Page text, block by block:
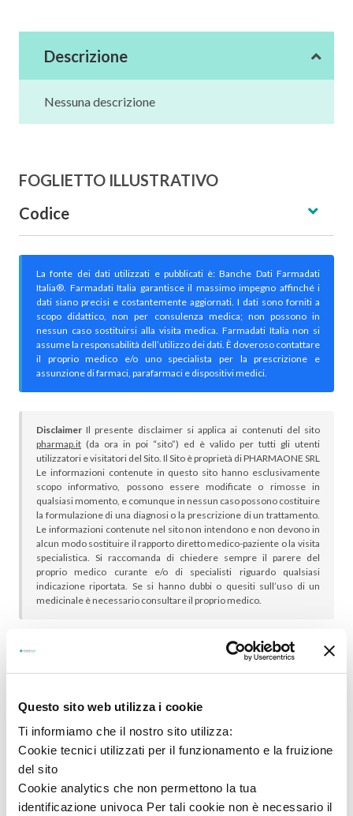
Questo sito web utilizza i cookie
Ti informiamo che il nostro sito utilizza:
Cookie tecnici utilizzati per il funzionamento e la fruizione
del sito
Cookie analytics che non permettono la tua
identificazione univoca Per tali cookie non è necessario il
Descrizione
Nessuna descrizione
FOGLIETTO ILLUSTRATIVO
Codice
La fonte dei dati utilizzati e pubblicati è: Banche Dati Farmadati
Italia®. Farmadati Italia garantisce il massimo impegno affinché i
dati siano precisi e costantemente aggiornati. I dati sono forniti a
scopo didattico, non per consulenza medica; non possono in
nessun caso sostituirsi alla visita medica. Farmadati Italia non si
assume la responsabilità dell’utilizzo dei dati. È doveroso contattare
il proprio medico e/o uno specialista per la prescrizione e
assunzione di farmaci, parafarmaci e dispositivi medici.
Disclaimer Il presente disclaimer si applica ai contenuti del sito
pharmap.it (da ora in poi “sito”) ed è valido per tutti gli utenti
utilizzatori e visitatori del Sito. Il Sito è proprietà di PHARMAONE SRL
Le informazioni contenute in questo sito hanno esclusivamente
scopo informativo, possono essere modificate o rimosse in
qualsiasi momento, e comunque in nessun caso possono costituire
la formulazione di una diagnosi o la prescrizione di un trattamento.
Le informazioni contenute nel sito non intendono e non devono in
alcun modo sostituire il rapporto diretto medico-paziente o la visita
specialistica. Si raccomanda di chiedere sempre il parere del
proprio medico curante e/o di specialisti riguardo qualsiasi
indicazione riportata. Se si hanno dubbi o quesiti sull’uso di un
medicinale è necessario consultare il proprio medico.
In genere sono scelti insieme: